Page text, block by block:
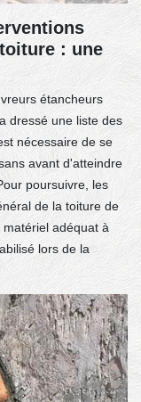
: une
étancheurs
dressé une liste des
nécessaire de se
avant d'atteindre
poursuivre, les
de la toiture de
adéquat à
lors de la